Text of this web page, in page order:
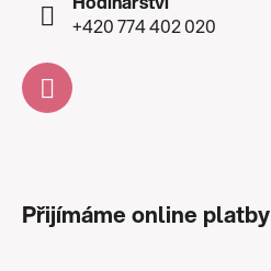
+420 774 402 020
Přijímáme online platby